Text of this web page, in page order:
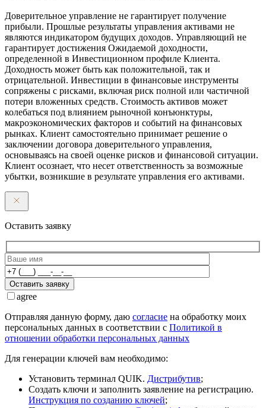
Доверительное управление не гарантирует получение
прибыли. Прошлые результаты управления активами не
являются индикатором будущих доходов. Управляющий не
гарантирует достижения Ожидаемой доходности,
определенной в Инвестиционном профиле Клиента.
Доходность может быть как положительной, так и
отрицательной. Инвестиции в финансовые инструменты
сопряжены с рисками, включая риск полной или частичной
потери вложенных средств. Стоимость активов может
колебаться под влиянием рыночной конъюнктуры,
макроэкономических факторов и событий на финансовых
рынках. Клиент самостоятельно принимает решение о
заключении договора доверительного управления,
основываясь на своей оценке рисков и финансовой ситуации.
Клиент осознает, что несет ответственность за возможные
убытки, возникшие в результате управления его активами.
Оставить заявку
Оставить заявку
agree
Отправляя данную форму, даю согласие на обработку моих
персональных данных в соответствии с Политикой в
отношении обработки персональных данных
Для генерации ключей вам необходимо:
Установить терминал QUIK. Дистрибутив;
Создать ключи и заполнить заявление на регистрацию.
Инструкция по созданию ключей;